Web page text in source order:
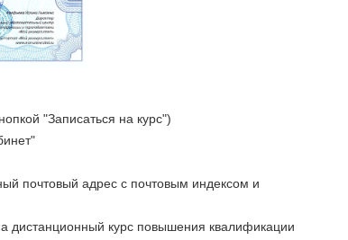
"Записаться на курс")
почтовый адрес с почтовым индексом и
дистанционный курс повышения квалификации